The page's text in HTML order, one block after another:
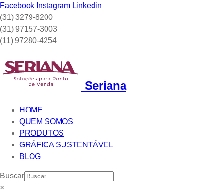
Facebook Instagram Linkedin
(31) 3279-8200
(31) 97157-3003
(11) 97280-4254
Seriana
HOME
QUEM SOMOS
PRODUTOS
GRÁFICA SUSTENTÁVEL
BLOG
Buscar
×